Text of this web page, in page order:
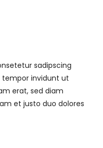
sadipscing
tempor invidunt ut
erat, sed diam
et justo duo dolores